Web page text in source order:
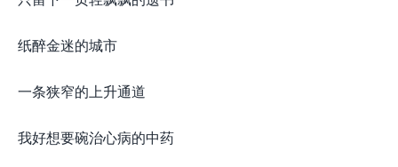
纸醉金迷的城市
一条狭窄的上升通道
我好想要碗治心病的中药